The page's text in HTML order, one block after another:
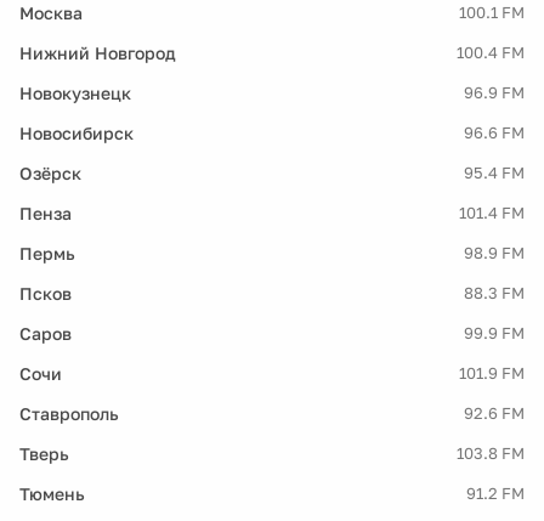
Москва 100.1 FM
Нижний Новгород 100.4 FM
Новокузнецк 96.9 FM
Новосибирск 96.6 FM
Озёрск 95.4 FM
Пенза 101.4 FM
Пермь 98.9 FM
Псков 88.3 FM
Саров 99.9 FM
Сочи 101.9 FM
Ставрополь 92.6 FM
Тверь 103.8 FM
Тюмень 91.2 FM